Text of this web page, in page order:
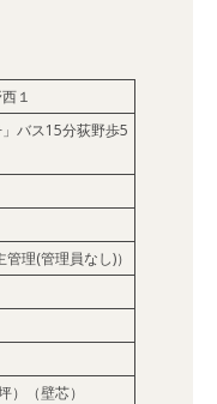
１
バス15分荻野歩5
理(管理員なし)）
）（壁芯）